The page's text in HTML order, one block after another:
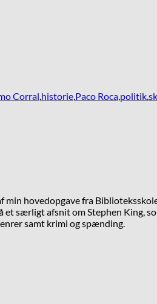
Corral historie Paco Roca politik
hovedopgave fra
særligt afsnit om Stephen King,
samt krimi og spænding.